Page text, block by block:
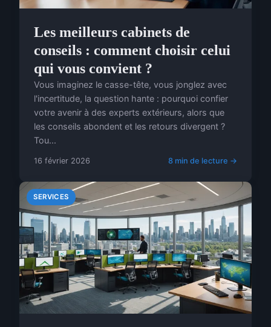
Les meilleurs cabinets de
conseils : comment choisir celui
qui vous convient ?
Vous imaginez le casse-tête, vous jonglez avec
l'incertitude, la question hante : pourquoi confier
votre avenir à des experts extérieurs, alors que
les conseils abondent et les retours divergent ?
Tou...
16 février 2026 8 min de lecture →
SERVICES